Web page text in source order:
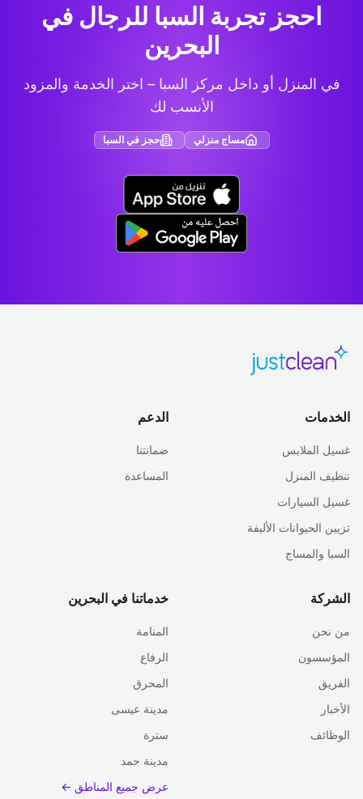
احجز تجربة السبا للرجال في
البحرين
في المنزل أو داخل مركز السبا – اختر الخدمة والمزود
الأنسب لك
مساج منزلي حجز في السبا
الخدمات
غسيل الملابس
تنظيف المنزل
غسيل السيارات
تزيين الحيوانات الأليفة
السبا والمساج
الدعم
ضمانتنا
المساعدة
الشركة
من نحن
المؤسسون
الفريق
الأخبار
الوظائف
خدماتنا في البحرين
المنامة
الرفاع
المحرق
مدينة عيسى
سترة
مدينة حمد
عرض جميع المناطق ←